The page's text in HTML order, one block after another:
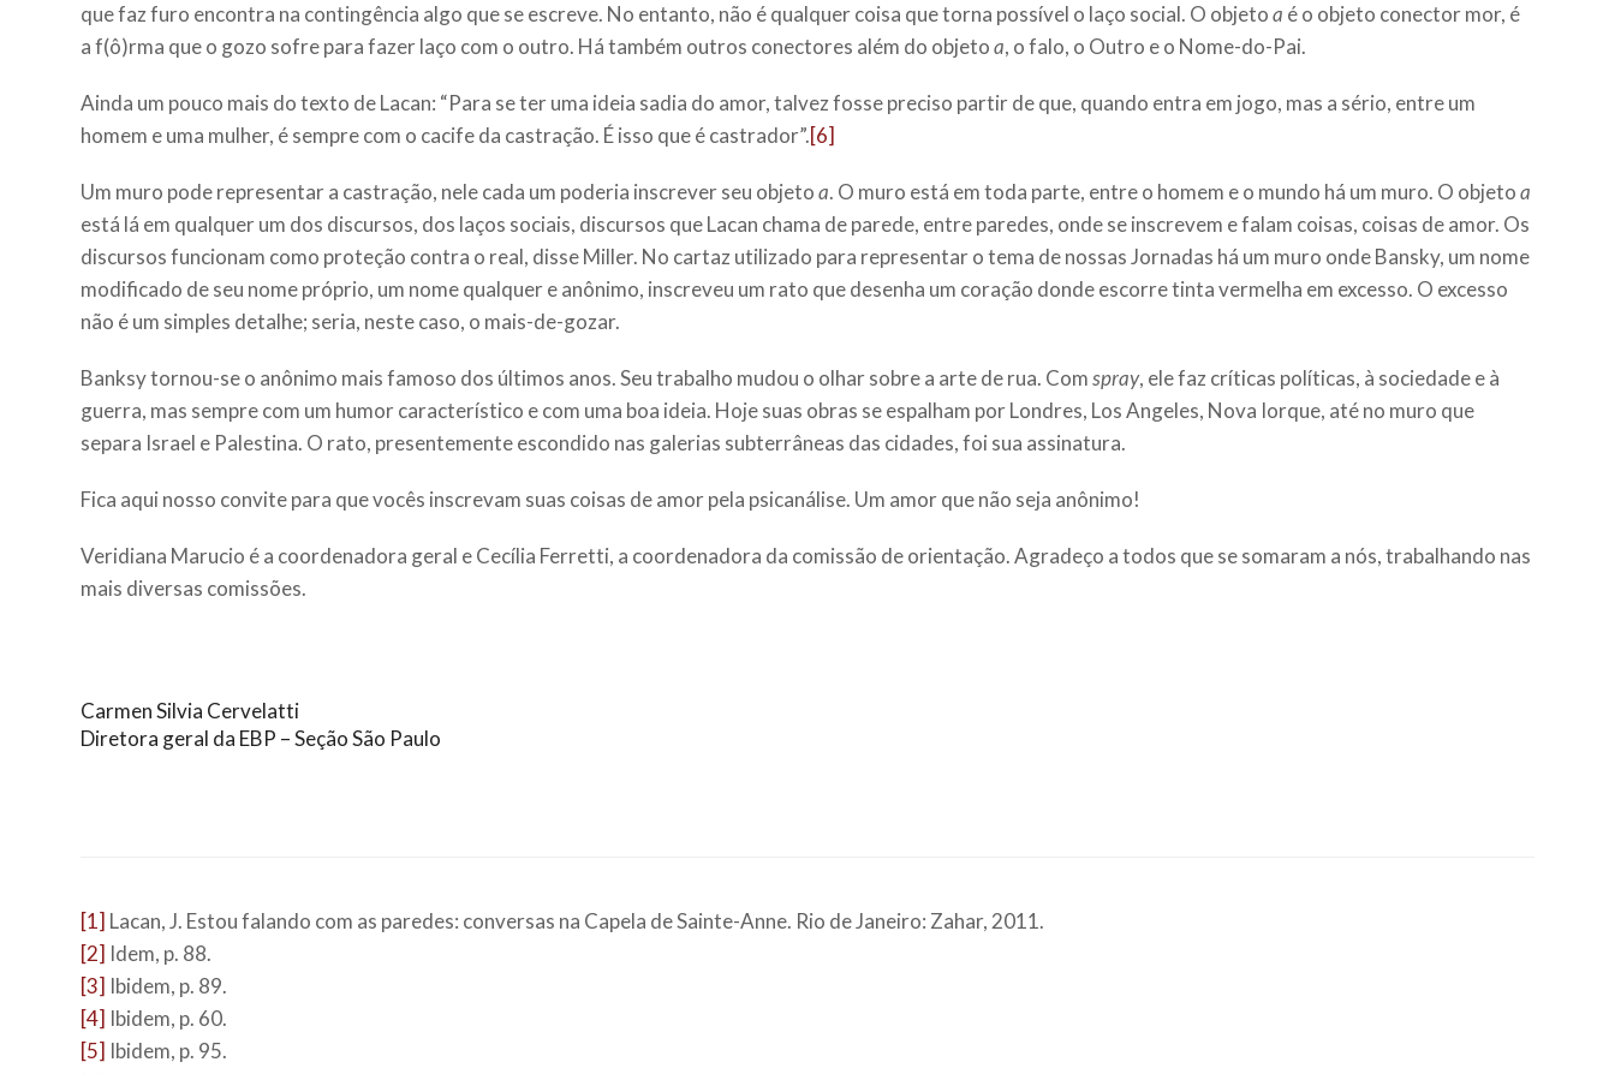
que faz furo encontra na contingência algo que se escreve. No entanto, não é qualquer coisa que torna possível o laço social. O objetoa é o objeto conector mor, é
a f(ô)rma que o gozo sofre para fazer laço com o outro. Há também outros conectores além do objetoa, o falo, o Outro e o Nome-do-Pai.
Ainda um pouco mais do texto de Lacan: “Para se ter uma ideia sadia do amor, talvez fosse preciso partir de que, quando entra em jogo, mas a sério, entre um
homem e uma mulher, é sempre com o cacife da castração. É isso que é castrador”.[6]
Um muro pode representar a castração, nele cada um poderia inscrever seu objetoa. O muro está em toda parte, entre o homem e o mundo há um muro. O objetoa
está lá em qualquer um dos discursos, dos laços sociais, discursos que Lacan chama de parede, entre paredes, onde se inscrevem e falam coisas, coisas de amor. Os
discursos funcionam como proteção contra o real, disse Miller. No cartaz utilizado para representar o tema de nossas Jornadas há um muro onde Bansky, um nome
modificado de seu nome próprio, um nome qualquer e anônimo, inscreveu um rato que desenha um coração donde escorre tinta vermelha em excesso. O excesso
não é um simples detalhe; seria, neste caso, o mais-de-gozar.
Banksy tornou-se o anônimo mais famoso dos últimos anos. Seu trabalho mudou o olhar sobre a arte de rua. Comspray, ele faz críticas políticas, à sociedade e à
guerra, mas sempre com um humor característico e com uma boa ideia. Hoje suas obras se espalham por Londres, Los Angeles, Nova Iorque, até no muro que
separa Israel e Palestina. O rato, presentemente escondido nas galerias subterrâneas das cidades, foi sua assinatura.
Fica aqui nosso convite para que vocês inscrevam suas coisas de amor pela psicanálise. Um amor que não seja anônimo!
Veridiana Marucio é a coordenadora geral e Cecília Ferretti, a coordenadora da comissão de orientação. Agradeço a todos que se somaram a nós, trabalhando nas
mais diversas comissões.
Carmen Silvia Cervelatti
Diretora geral da EBP – Seção São Paulo
[1] Lacan, J. Estou falando com as paredes: conversas na Capela de Sainte-Anne. Rio de Janeiro: Zahar, 2011.
[2] Idem, p. 88.
[3] Ibidem, p. 89.
[4] Ibidem, p. 60.
[5] Ibidem, p. 95.